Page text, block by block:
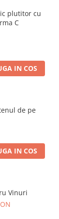
plutitor cu
C
IN COS
de pe
IN COS
Vinuri